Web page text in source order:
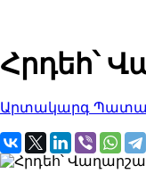
Հրդեհ՝
Արտակարգ